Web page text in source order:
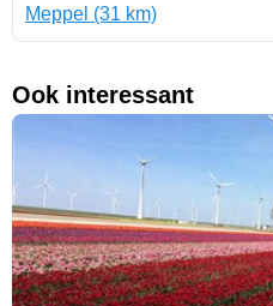
Meppel (31 km)
Ook interessant